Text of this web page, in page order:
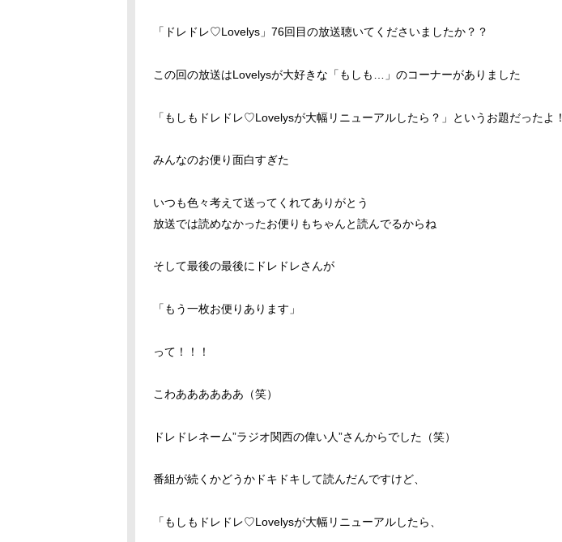
「ドレドレ♡Lovelys」76回目の放送聴いてくださいましたか？？
この回の放送はLovelysが大好きな「もしも…」のコーナーがありました
「もしもドレドレ♡Lovelysが大幅リニューアルしたら？」というお題だったよ！
みんなのお便り面白すぎた
いつも色々考えて送ってくれてありがとう
放送では読めなかったお便りもちゃんと読んでるからね
そして最後の最後にドレドレさんが
「もう一枚お便りあります」
って！！！
こわああああああ（笑）
ドレドレネーム”ラジオ関西の偉い人”さんからでした（笑）
番組が続くかどうかドキドキして読んだんですけど、
「もしもドレドレ♡Lovelysが大幅リニューアルしたら、